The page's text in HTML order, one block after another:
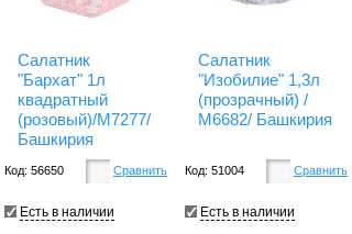
Салатник
"Бархат" 1л
квадратный
(розовый)/М7277/
Башкирия
Код: 56650 Сравнить
Есть в наличии
Салатник
"Изобилие" 1,3л
(прозрачный) /
М6682/ Башкирия
Код: 51004 Сравнить
Есть в наличии